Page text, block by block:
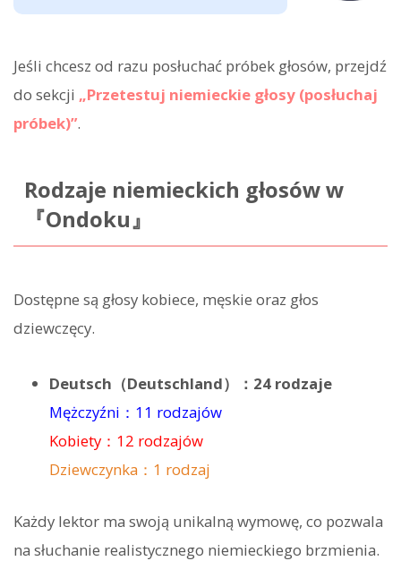
Jeśli chcesz od razu posłuchać próbek głosów, przejdź
do sekcji „Przetestuj niemieckie głosy (posłuchaj
próbek)”.
Rodzaje niemieckich głosów w
『Ondoku』
Dostępne są głosy kobiece, męskie oraz głos
dziewczęcy.
Deutsch（Deutschland）：24 rodzaje
Mężczyźni：11 rodzajów
Kobiety：12 rodzajów
Dziewczynka：1 rodzaj
Każdy lektor ma swoją unikalną wymowę, co pozwala
na słuchanie realistycznego niemieckiego brzmienia.